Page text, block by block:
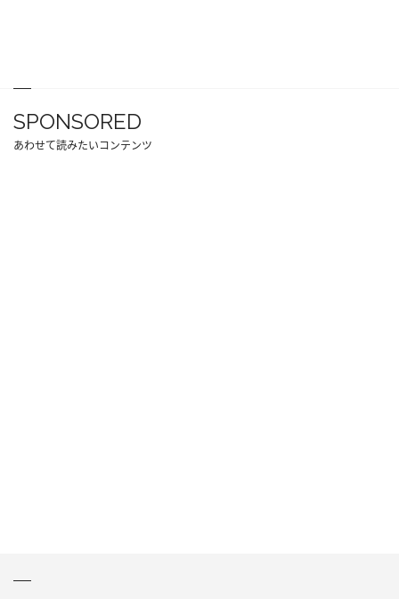
SPONSORED
あわせて読みたいコンテンツ